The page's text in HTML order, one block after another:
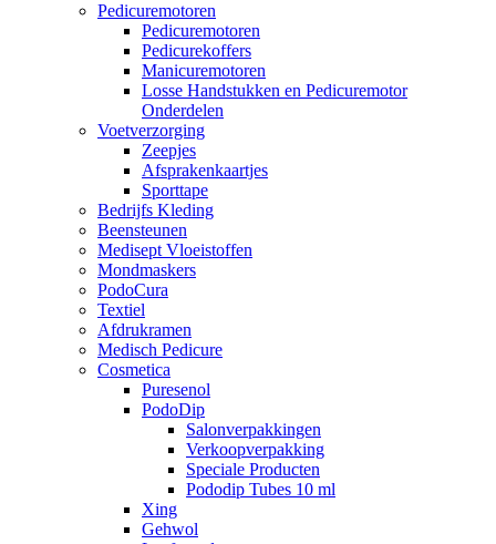
Pedicuremotoren
Pedicuremotoren
Pedicurekoffers
Manicuremotoren
Losse Handstukken en Pedicuremotor
Onderdelen
Voetverzorging
Zeepjes
Afsprakenkaartjes
Sporttape
Bedrijfs Kleding
Beensteunen
Medisept Vloeistoffen
Mondmaskers
PodoCura
Textiel
Afdrukramen
Medisch Pedicure
Cosmetica
Puresenol
PodoDip
Salonverpakkingen
Verkoopverpakking
Speciale Producten
Pododip Tubes 10 ml
Xing
Gehwol